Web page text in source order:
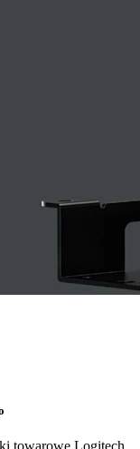
towarowe Logitech